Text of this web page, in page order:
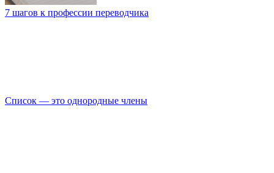
7 шагов к профессии переводчика
Список — это однородные члены